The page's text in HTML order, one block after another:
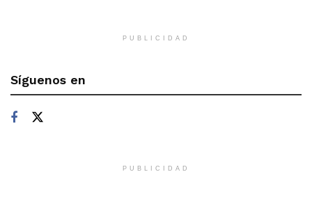
PUBLICIDAD
Síguenos en
PUBLICIDAD